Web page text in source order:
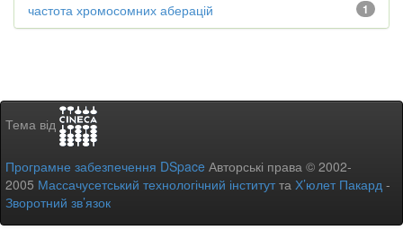
1
частота хромосомних аберацій
Тема від
Програмне забезпечення DSpace Авторські права © 2002-
2005 Массачусетський технологічний інститутта Х’юлет Пакард -
Зворотний зв’язок